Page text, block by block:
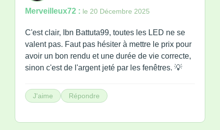
Merveilleux72 : le 20 Décembre 2025
C'est clair, Ibn Battuta99, toutes les LED ne se
valent pas. Faut pas hésiter à mettre le prix pour
avoir un bon rendu et une durée de vie correcte,
sinon c'est de l'argent jeté par les fenêtres. 💡
J'aime Répondre